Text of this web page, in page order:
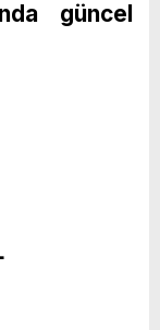
güncel